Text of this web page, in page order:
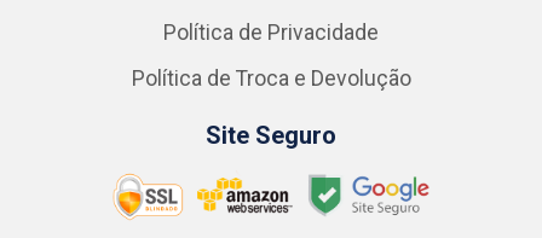
Política de Privacidade
Política de Troca e Devolução
Site Seguro